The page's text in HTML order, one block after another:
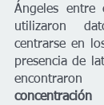
Ángeles
utilizaron
centrarse en
presencia de